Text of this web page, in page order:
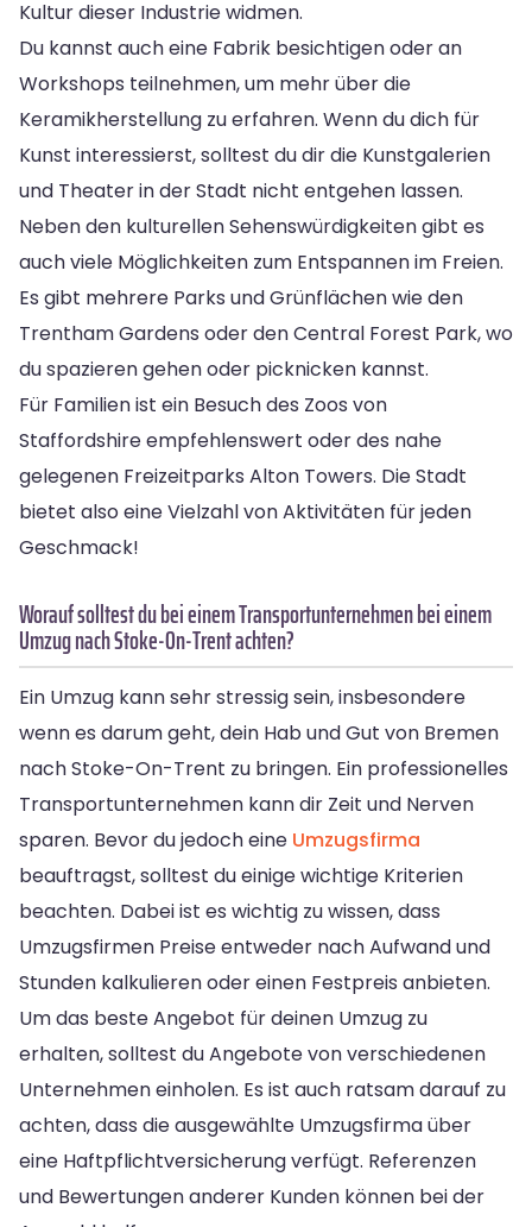
Kultur dieser Industrie widmen.
Du kannst auch eine Fabrik besichtigen oder an
Workshops teilnehmen, um mehr über die
Keramikherstellung zu erfahren. Wenn du dich für
Kunst interessierst, solltest du dir die Kunstgalerien
und Theater in der Stadt nicht entgehen lassen.
Neben den kulturellen Sehenswürdigkeiten gibt es
auch viele Möglichkeiten zum Entspannen im Freien.
Es gibt mehrere Parks und Grünflächen wie den
Trentham Gardens oder den Central Forest Park, wo
du spazieren gehen oder picknicken kannst.
Für Familien ist ein Besuch des Zoos von
Staffordshire empfehlenswert oder des nahe
gelegenen Freizeitparks Alton Towers. Die Stadt
bietet also eine Vielzahl von Aktivitäten für jeden
Geschmack!
Worauf solltest du bei einem Transportunternehmen bei einem
Umzug nach Stoke-On-Trent achten?
Ein Umzug kann sehr stressig sein, insbesondere
wenn es darum geht, dein Hab und Gut von Bremen
nach Stoke-On-Trent zu bringen. Ein professionelles
Transportunternehmen kann dir Zeit und Nerven
sparen. Bevor du jedoch eine Umzugsfirma
beauftragst, solltest du einige wichtige Kriterien
beachten. Dabei ist es wichtig zu wissen, dass
Umzugsfirmen Preise entweder nach Aufwand und
Stunden kalkulieren oder einen Festpreis anbieten.
Um das beste Angebot für deinen Umzug zu
erhalten, solltest du Angebote von verschiedenen
Unternehmen einholen. Es ist auch ratsam darauf zu
achten, dass die ausgewählte Umzugsfirma über
eine Haftpflichtversicherung verfügt. Referenzen
und Bewertungen anderer Kunden können bei der